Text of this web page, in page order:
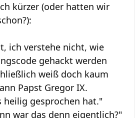
kürzer (oder hatten wir
ich verstehe nicht, wie
gehackt werden
weiß doch kaum
Papst Gregor IX.
heilig gesprochen hat."
war das denn eigentlich?"